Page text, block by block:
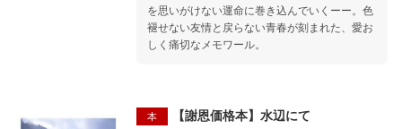
を思いがけない運命に巻き込んでいくーー。色
褪せない友情と戻らない青春が刻まれた、愛お
しく痛切なメモワール。
本 【謝恩価格本】水辺にて